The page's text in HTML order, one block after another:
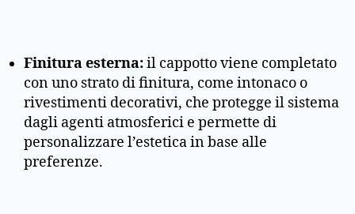
Finitura esterna:il cappotto viene completato
con uno strato di finitura, come intonaco o
rivestimenti decorativi, che protegge il sistema
dagli agenti atmosferici e permette di
personalizzare l’estetica in base alle
preferenze.